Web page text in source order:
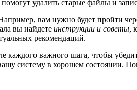
удалить старые файлы и
вам нужно будет пройти
вы найдете инструкции и советы,
рекомендаций.
каждого важного шага, чтобы
систему в хорошем состоянии.